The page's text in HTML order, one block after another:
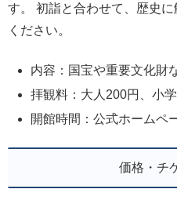
す。 初詣と合わせて、歴史
ください。
内容：国宝や重要文化財
拝観料：大人200円、小
開館時間：公式ホームペ
価格・チ